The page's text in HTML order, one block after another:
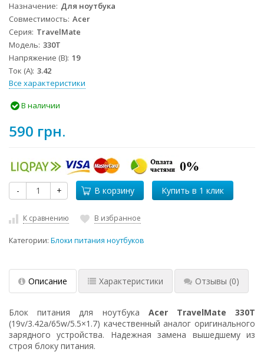
Назначение Для ноутбука
Совместимость Acer
Серия TravelMate
Модель 330T
Напряжение (В) 19
Ток (А) 3.42
Все характеристики
В наличии
590 грн.
- + В корзину
К сравнению В избранное
Категории: Блоки питания ноутбуков
Описание Характеристики Отзывы (0)
Блок питания для ноутбука Acer TravelMate 330T
(19v/3.42a/65w/5.5×1.7) качественный аналог оригинального
зарядного устройства. Надежная замена вышедшему из
строя блоку питания.